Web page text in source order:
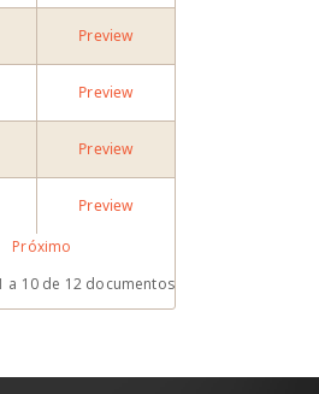
Preview
Preview
Preview
Preview
Próximo
a 10de 12 documentos